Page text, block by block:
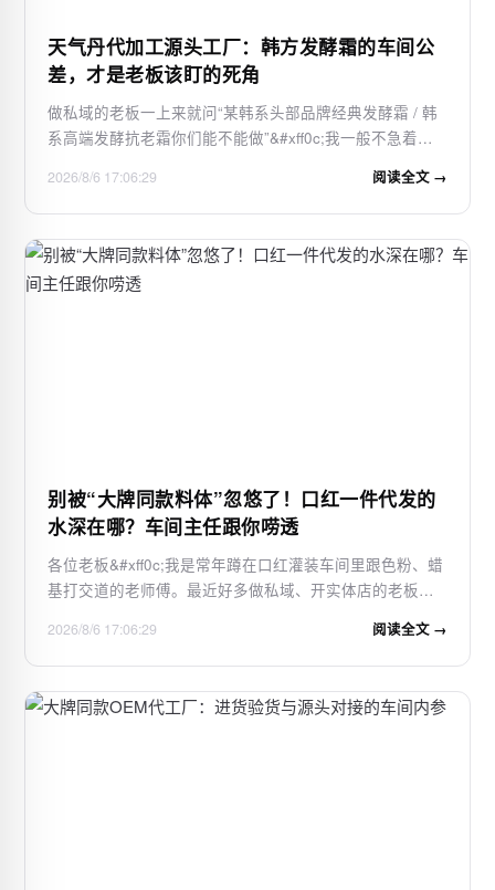
天气丹代加工源头工厂：韩方发酵霜的车间公
差，才是老板该盯的死角
做私域的老板一上来就问“某韩系头部品牌经典发酵霜 / 韩
系高端发酵抗老霜你们能不能做”&#xff0c;我一般不急着回
&#xff0c;还是打开盖子那股淡药草发酵香&#xff1f;这一个问
题&#xff0c;能筛掉一半只会比…
2026/8/6 17:06:29 阅读全文 →
别被“大牌同款料体”忽悠了！口红一件代发的
水深在哪？车间主任跟你唠透
各位老板&#xff0c;我是常年蹲在口红灌装车间里跟色粉、蜡
基打交道的老师傅。最近好多做私域、开实体店的老板来
&#xff1f;能一件代发那种”。我先把话撂这儿&#xff1a;所谓“大
牌同款”&#xff0c;在化工厂里就…
2026/8/6 17:06:29 阅读全文 →